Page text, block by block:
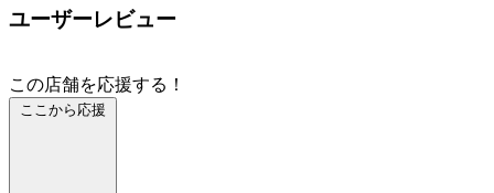
ユーザーレビュー
この店舗を応援する！
ここから応援